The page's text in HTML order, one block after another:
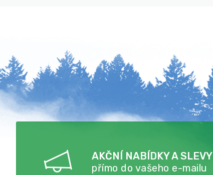
AKČNÍ NABÍDKY A SLEVY
přímo do vašeho e-mailu